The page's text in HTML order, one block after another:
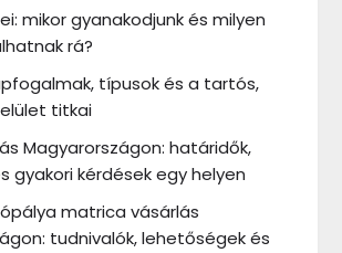
mikor gyanakodjunk és milyen
rá?
típusok és a tartós,
titkai
Magyarországon: határidők,
gyakori kérdések egy helyen
matrica vásárlás
tudnivalók, lehetőségek és